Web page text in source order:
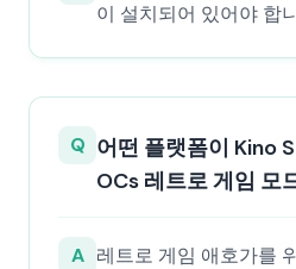
이 설치되어 있어야 합
Q 어떤 플랫폼이 Kino
OCs 레트로 게임 모
A 레트로 게임 애호가를